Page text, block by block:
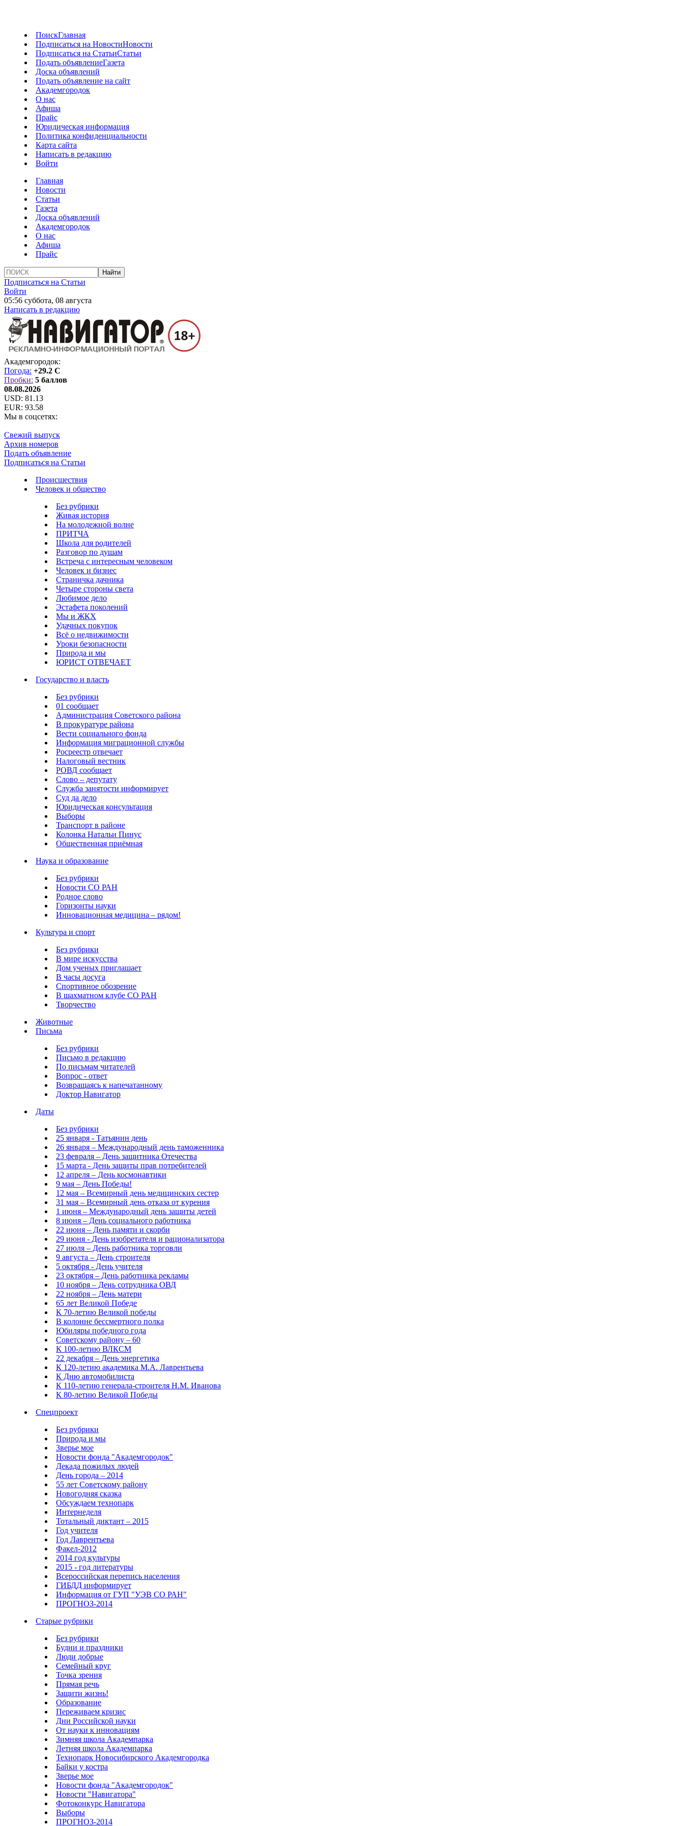
ПоискГлавная
Подписаться на НовостиНовости
Подписаться на СтатьиСтатьи
Подать объявлениеГазета
Доска объявлений
Подать объявление на сайт
Академгородок
О нас
Афиша
Прайс
Юридическая информация
Политика конфиденциальности
Карта сайта
Написать в редакцию
Войти
Главная
Новости
Статьи
Газета
Доска объявлений
Академгородок
О нас
Афиша
Прайс
Подписаться на Статьи
Войти
05:56 суббота, 08 августа
Написать в редакцию
Академгородок:
Погода: +29.2 C
Пробки: 5 баллов
08.08.2026
USD: 81.13
EUR: 93.58
Мы в соцсетях:
Свежий выпуск
Архив номеров
Подать объявление
Подписаться на Статьи
Происшествия
Человек и общество
Без рубрики
Живая история
На молодежной волне
ПРИТЧА
Школа для родителей
Разговор по душам
Встреча с интересным человеком
Человек и бизнес
Страничка дачника
Четыре стороны света
Любимое дело
Эстафета поколений
Мы и ЖКХ
Удачных покупок
Всё о недвижимости
Уроки безопасности
Природа и мы
ЮРИСТ ОТВЕЧАЕТ
Государство и власть
Без рубрики
01 сообщает
Администрация Советского района
В прокуратуре района
Вести социального фонда
Информация миграционной службы
Росреестр отвечает
Налоговый вестник
РОВД сообщает
Слово – депутату
Служба занятости информирует
Суд да дело
Юридическая консультация
Выборы
Транспорт в районе
Колонка Натальи Пинус
Общественная приёмная
Наука и образование
Без рубрики
Новости СО РАН
Родное слово
Горизонты науки
Инновационная медицина – рядом!
Культура и спорт
Без рубрики
В мире искусства
Дом ученых приглашает
В часы досуга
Спортивное обозрение
В шахматном клубе СО РАН
Творчество
Животные
Письма
Без рубрики
Письмо в редакцию
По письмам читателей
Вопрос - ответ
Возвращаясь к напечатанному
Доктор Навигатор
Даты
Без рубрики
25 января - Татьянин день
26 января – Международный день таможенника
23 февраля – День защитника Отечества
15 марта - День защиты прав потребителей
12 апреля – День космонавтики
9 мая – День Победы!
12 мая – Всемирный день медицинских сестер
31 мая – Всемирный день отказа от курения
1 июня – Международный день защиты детей
8 июня – День социального работника
22 июня – День памяти и скорби
29 июня - День изобретателя и рационализатора
27 июля – День работника торговли
9 августа – День строителя
5 октября - День учителя
23 октября – День работника рекламы
10 ноября – День сотрудника ОВД
22 ноября – День матери
65 лет Великой Победе
К 70-летию Великой победы
В колонне бессмертного полка
Юбиляры победного года
Советскому району – 60
К 100-летию ВЛКСМ
22 декабря – День энергетика
К 120-летию академика М.А. Лаврентьева
К Дню автомобилиста
К 110-летию генерала-строителя Н.М. Иванова
К 80-летию Великой Победы
Спецпроект
Без рубрики
Природа и мы
Зверье мое
Новости фонда "Академгородок"
Декада пожилых людей
День города – 2014
55 лет Советскому району
Новогодняя сказка
Обсуждаем технопарк
Интернеделя
Тотальный диктант – 2015
Год учителя
Год Лаврентьева
Факел-2012
2014 год культуры
2015 - год литературы
Всероссийская перепись населения
ГИБДД информирует
Информация от ГУП "УЭВ СО РАН"
ПРОГНОЗ-2014
Старые рубрики
Без рубрики
Будни и праздники
Люди добрые
Семейный круг
Точка зрения
Прямая речь
Защити жизнь!
Образование
Переживаем кризис
Дни Российской науки
От науки к инновациям
Зимняя школа Академпарка
Летняя школа Академпарка
Технопарк Новосибирского Академгородка
Байки у костра
Зверье мое
Новости фонда "Академгородок"
Новости "Навигатора"
Фотоконкурс Навигатора
Выборы
ПРОГНОЗ-2014